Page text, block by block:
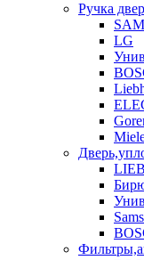
Ручка
LG